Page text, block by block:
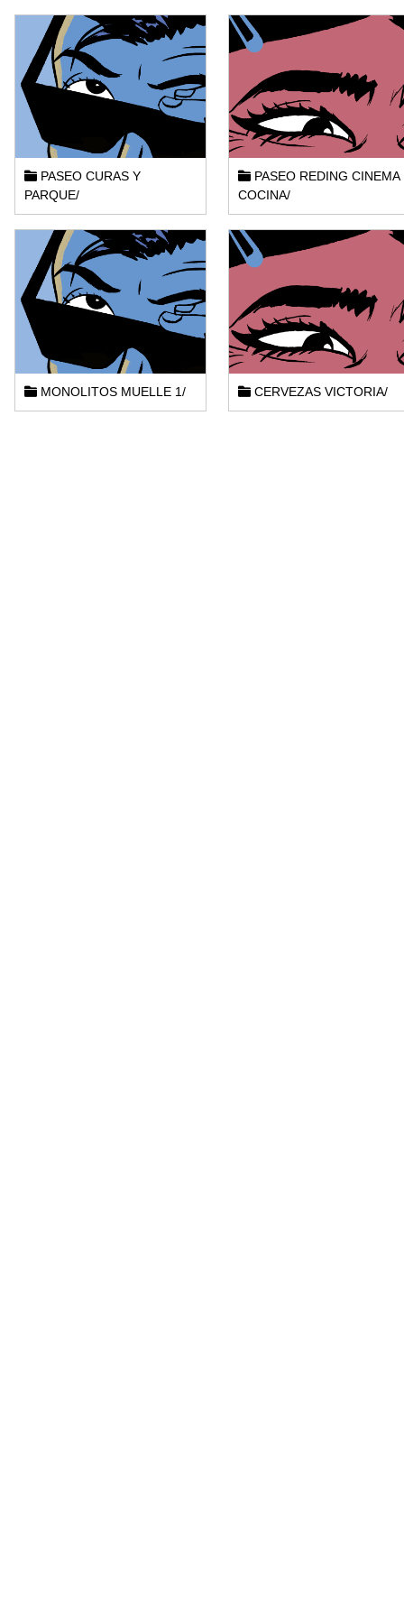
PASEO CURAS Y
PARQUE/
PASEO REDING CINEMA
COCINA/
MONOLITOS MUELLE 1/ CERVEZAS VICTORIA/